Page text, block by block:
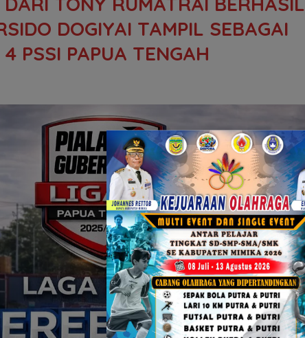
DOGIYAI TAMPIL SEBAGAI
PSSI PAPUA TENGAH